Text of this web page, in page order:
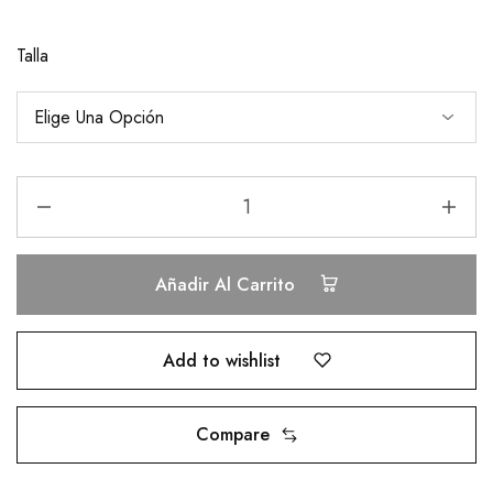
Talla
Añadir Al Carrito
Add to wishlist
Compare